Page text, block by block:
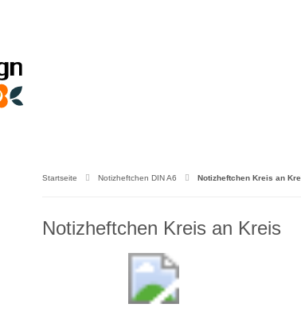
Startseite Notizheftchen DIN A6 Notizheftchen Kreis an
Notizheftchen Kreis an Kreis